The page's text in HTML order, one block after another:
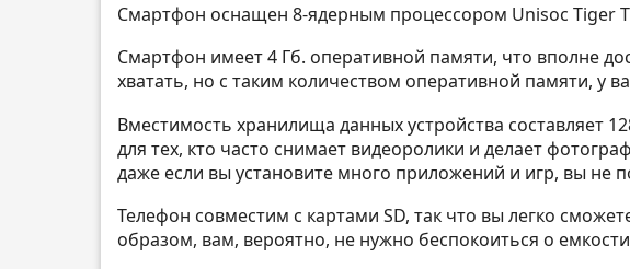
Смартфон оснащен 8-ядерным процессором Unisoc Tiger
Смартфон имеет 4 Гб. оперативной памяти, что вполне
хватать, но с таким количеством оперативной памяти, у
Вместимость хранилища данных устройства составляет
для тех, кто часто снимает видеоролики и делает
даже если вы установите много приложений и игр, вы не
Телефон совместим с картами SD, так что вы легко
образом, вам, вероятно, не нужно беспокоиться о